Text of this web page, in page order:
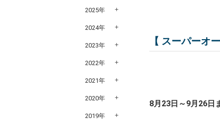
【 スーパー
8月23日～9月26日
2025年
2024年
2023年
2022年
2021年
2020年
2019年